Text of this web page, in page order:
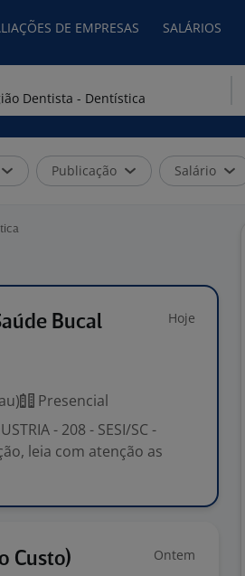
DE EMPRESAS SALÁRIOS
Publicação Salário
Bucal Hoje
Presencial
- 208 - SESI/SC -
leia com atenção as
Custo) Ontem